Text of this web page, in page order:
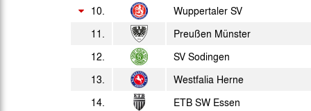
10. Wuppertaler SV
11. Preußen Münster
12. SV Sodingen
13. Westfalia Herne
14. ETB SW Essen